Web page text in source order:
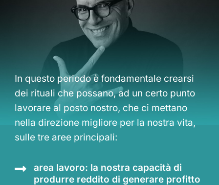
In questo periodo è fondamentale crearsi
dei rituali che possano, ad un certo punto
lavorare al posto nostro, che ci mettano
nella direzione migliore per la nostra vita,
sulle tre aree principali:
area lavoro: la nostra capacità di
produrre reddito di generare profitto